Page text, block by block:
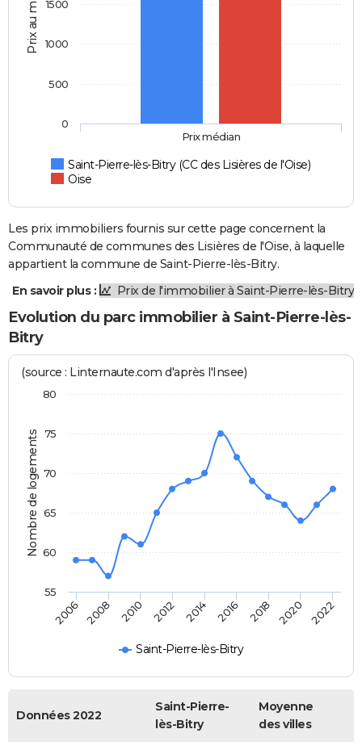
Prix au m2
Saint-Pierre-lès-Bitry (CC des Lisières de l'Oise)
Oise
Prix médian
0
500
1000
1500
Les prix immobiliers fournis sur cette page concernent la
Communauté de communes des Lisières de l'Oise, à laquelle
appartient la commune de Saint-Pierre-lès-Bitry.
En savoir plus :
Prix de l'immobilier à Saint-Pierre-lès-Bitry
Evolution du parc immobilier à Saint-Pierre-lès-
Bitry
Nombre de logements
(source : Linternaute.com d'après l'Insee)
Saint-Pierre-lès-Bitry
2006 2008 2010 2012 2014 2016 2018 2020 2022
55
60
65
70
75
80
Données 2022
Saint-Pierre-
lès-Bitry
Moyenne
des villes